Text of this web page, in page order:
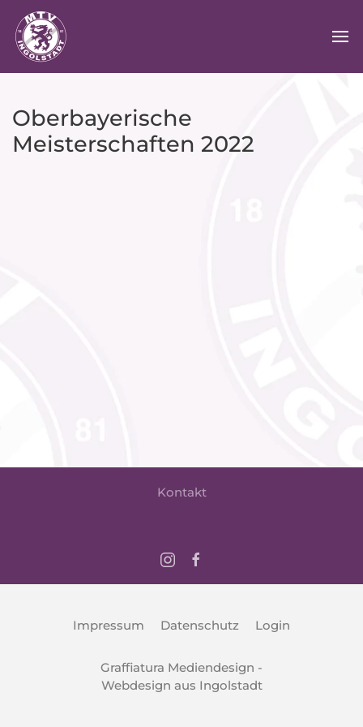
Oberbayerische
Meisterschaften 2022
Kontakt
Impressum Datenschutz Login
Graffiatura Mediendesign -
Webdesign aus Ingolstadt